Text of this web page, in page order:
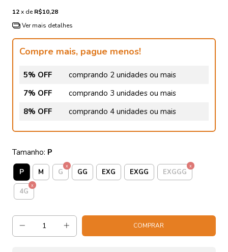
12x deR$10,28
Ver mais detalhes
Compre mais, pague menos!
5% OFF
comprando 2 unidades ou mais
7% OFF
comprando 3 unidades ou mais
8% OFF
comprando 4 unidades ou mais
Tamanho: P
P M G GG EXG EXGG EXGGG
4G